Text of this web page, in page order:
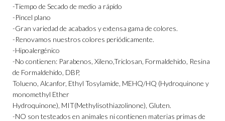
-Tiempo de Secado de medio a rápido
-Pincel plano
-Gran variedad de acabados y extensa gama de colores.
-Renovamos nuestros colores periódicamente.
-Hipoalergénico
-No contienen: Parabenos, Xileno,Triclosan, Formaldehido, Resina
de Formaldehido, DBP,
Tolueno, Alcanfor, Ethyl Tosylamide, MEHQ/HQ (Hydroquinone y
monomethyl Ether
Hydroquinone), MIT(Methylisothiazolinone), Gluten.
-NO son testeados en animales ni contienen materias primas de